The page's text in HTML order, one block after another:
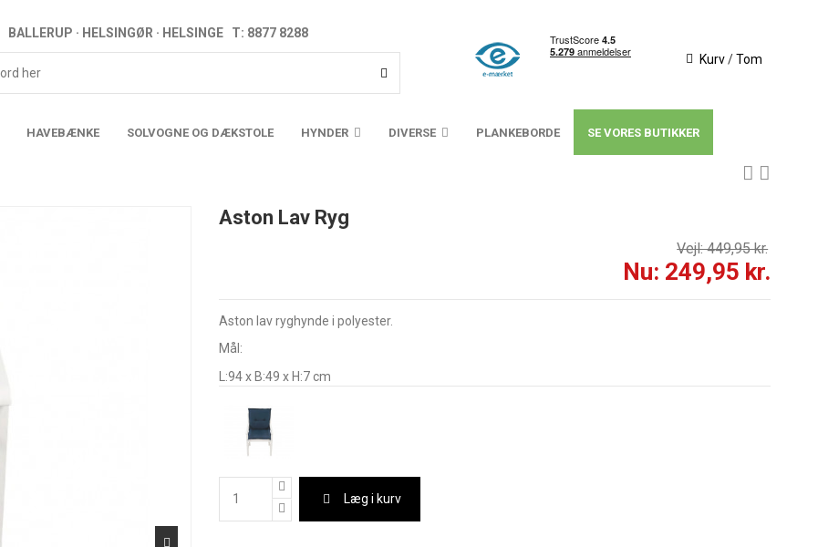
BALLERUP · HELSINGØR · HELSINGE T: 8877 8288
Kurv/Tom
HAVEBÆNKE SOLVOGNE OG DÆKSTOLE HYNDER DIVERSE PLANKEBORDE SE VORES BUTIKKER
Aston Lav Ryg
Vejl: 449,95 kr.
Nu: 249,95 kr.
Aston lav ryghynde i polyester.
Mål:
L:94 x B:49 x H:7 cm
Læg i kurv